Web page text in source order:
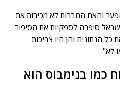
והאם החברות לא מכירות את
סיפרה לספקיות את הסיפור
הנתונים והן היו צריכות
לא".
כמו בנימבוס הוא